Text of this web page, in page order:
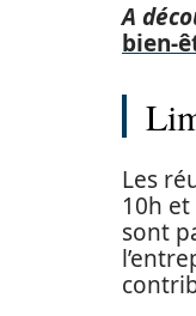
A
bien-
Les
10h
sont